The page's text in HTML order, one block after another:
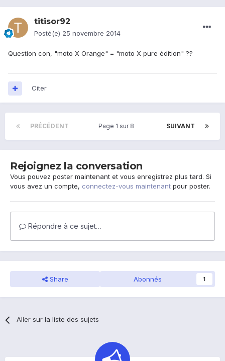
titisor92
Posté(e) 25 novembre 2014
Question con, "moto X Orange" = "moto X pure édition" ??
Citer
PRÉCÉDENT SUIVANT
Page 1 sur 8
Rejoignez la conversation
Vous pouvez poster maintenant et vous enregistrez plus tard. Si
vous avez un compte, connectez-vous maintenant pour poster.
Répondre à ce sujet…
Share Abonnés 1
Aller sur la liste des sujets